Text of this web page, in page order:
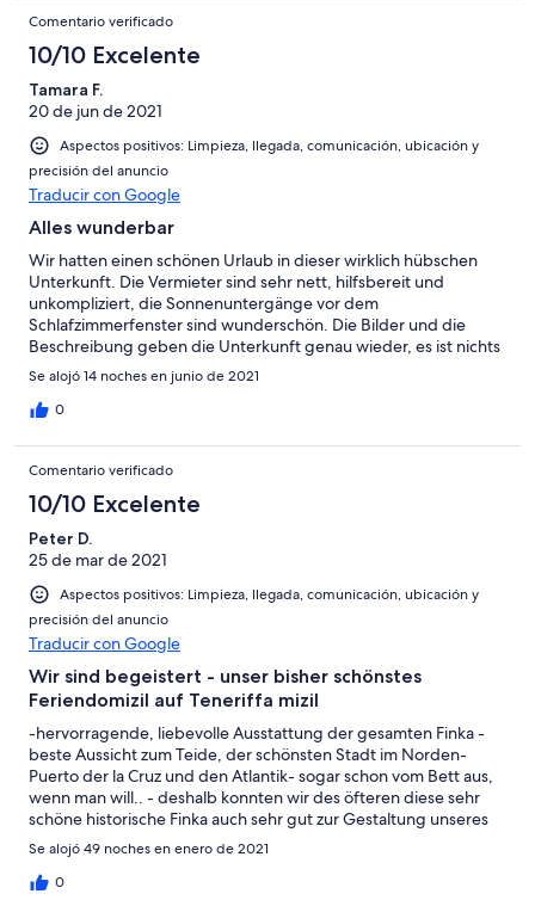
und empfehlen Euch 100 % weiter. Alles Gute, hoffentlich bis
bald.
Comentario verificado
10/10 Excelente
Tamara F.
20 de jun de 2021
Aspectos positivos: Limpieza, llegada, comunicación, ubicación y
precisión del anuncio
Traducir con Google
Alles wunderbar
Wir hatten einen schönen Urlaub in dieser wirklich hübschen
Unterkunft. Die Vermieter sind sehr nett, hilfsbereit und
unkompliziert, die Sonnenuntergänge vor dem
Schlafzimmerfenster sind wunderschön. Die Bilder und die
Beschreibung geben die Unterkunft genau wieder, es ist nichts
"geschönt". :)
Se alojó 14 noches en junio de 2021
0
Comentario verificado
10/10 Excelente
Peter D.
25 de mar de 2021
Aspectos positivos: Limpieza, llegada, comunicación, ubicación y
precisión del anuncio
Traducir con Google
Wir sind begeistert - unser bisher schönstes
Feriendomizil auf Teneriffa mizil
-hervorragende, liebevolle Ausstattung der gesamten Finka -
beste Aussicht zum Teide, der schönsten Stadt im Norden-
Puerto der la Cruz und den Atlantik- sogar schon vom Bett aus,
wenn man will.. - deshalb konnten wir des öfteren diese sehr
schöne historische Finka auch sehr gut zur Gestaltung unseres
Hobbyfilmer nutzen -sehr kooperative, freundliche und
hilfsbereite Gastgeber -100 prozentige
Weiterempfehlung,auch an unsere besten Freunde Nochmals
Se alojó 49 noches en enero de 2021
0